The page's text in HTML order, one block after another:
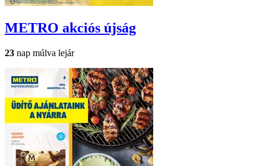
METRO akciós újság
23 nap múlva lejár